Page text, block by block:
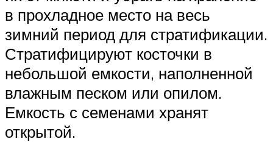
в прохладное место на весь
зимний период для стратификации.
Стратифицируют косточки в
небольшой емкости, наполненной
влажным песком или опилом.
Емкость с семенами хранят
открытой.